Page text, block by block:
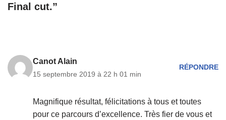
Final cut.”
Canot Alain
15 septembre 2019 à 22 h 01 min
RÉPONDRE
Magnifique résultat, félicitations à tous et toutes
pour ce parcours d’excellence. Très fier de vous et